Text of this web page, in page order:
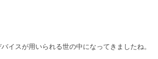
イスが用いられる世の中になってきましたね。